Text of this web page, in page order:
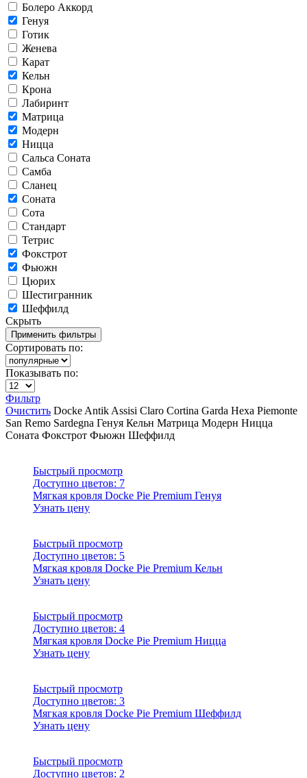
Болеро Аккорд
Генуя
Готик
Женева
Карат
Кельн
Крона
Лабиринт
Матрица
Модерн
Ницца
Сальса Соната
Самба
Сланец
Соната
Сота
Стандарт
Тетрис
Фокстрот
Фьюжн
Цюрих
Шестигранник
Шеффилд
Скрыть
Сортировать по:
Показывать по:
Фильтр
Очистить Docke Antik Assisi Claro Cortina Garda Hexa Piemonte
San Remo Sardegna Генуя Кельн Матрица Модерн Ницца
Соната Фокстрот Фьюжн Шеффилд
Быстрый просмотр
Доступно цветов: 7
Мягкая кровля Docke Pie Premium Генуя
Узнать цену
Быстрый просмотр
Доступно цветов: 5
Мягкая кровля Docke Pie Premium Кельн
Узнать цену
Быстрый просмотр
Доступно цветов: 4
Мягкая кровля Docke Pie Premium Ницца
Узнать цену
Быстрый просмотр
Доступно цветов: 3
Мягкая кровля Docke Pie Premium Шеффилд
Узнать цену
Быстрый просмотр
Доступно цветов: 2